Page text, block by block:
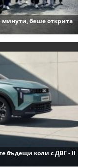
минути, беше открита
бъдещи коли с ДВГ - II